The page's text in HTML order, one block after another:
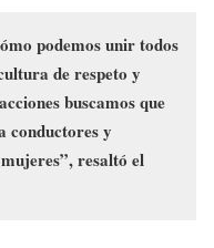
podemos unir todos
de respeto y
buscamos que
conductores y
resaltó el